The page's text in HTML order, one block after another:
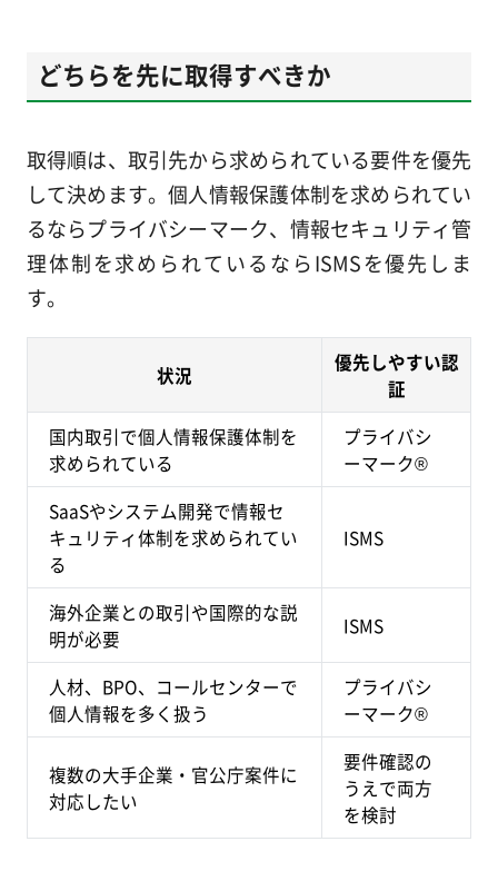
どちらを先に取得すべきか
取得順は、取引先から求められている要件を優先
して決めます。個人情報保護体制を求められてい
るならプライバシーマーク、情報セキュリティ管
理体制を求められているならISMSを優先しま
す。
状況
優先しやすい認
証
国内取引で個人情報保護体制を
求められている
プライバシ
ーマーク®
SaaSやシステム開発で情報セ
キュリティ体制を求められてい
る
ISMS
海外企業との取引や国際的な説
明が必要
ISMS
人材、BPO、コールセンターで
個人情報を多く扱う
プライバシ
ーマーク®
複数の大手企業・官公庁案件に
対応したい
要件確認の
うえで両方
を検討